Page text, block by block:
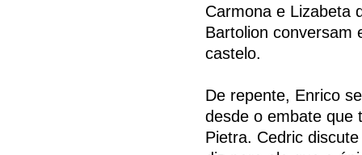
Carmona e Lizabeta
Bartolion conversam
castelo.
De repente, Enrico
desde o embate que
Pietra. Cedric